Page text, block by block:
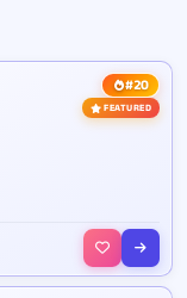
#20
FEATURED